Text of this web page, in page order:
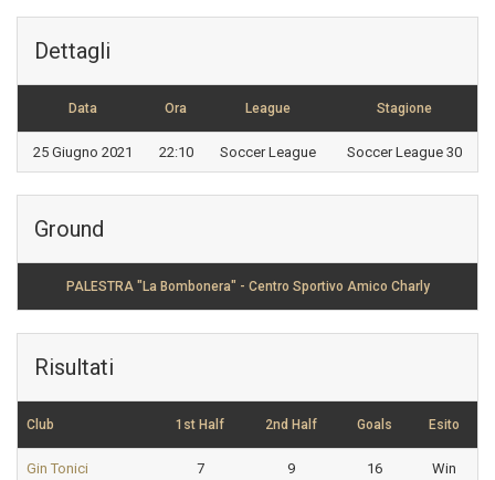
Dettagli
Data Ora League Stagione
25 Giugno 2021 22:10 Soccer League Soccer League 30
Ground
PALESTRA "La Bombonera" - Centro Sportivo Amico Charly
Risultati
Club 1st Half 2nd Half Goals Esito
Gin Tonici 7 9 16 Win